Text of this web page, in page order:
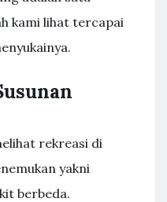
kami lihat tercapai
rekreasi di
yakni
berbeda.